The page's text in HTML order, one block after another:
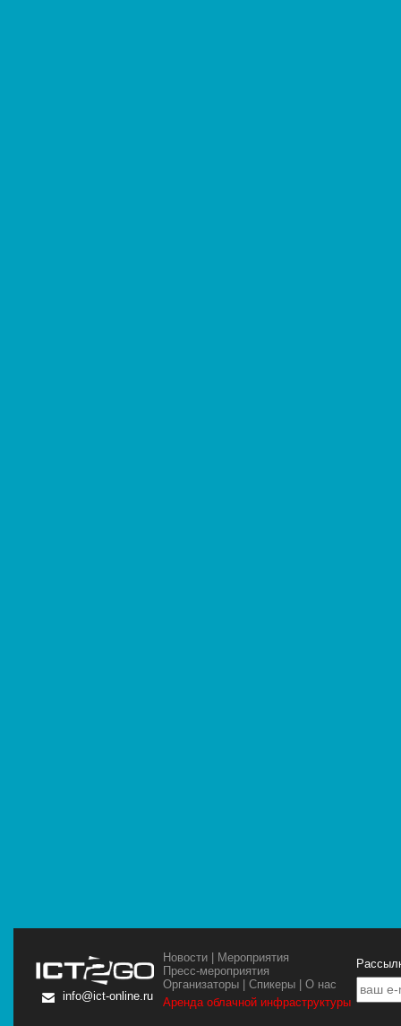
info@ict-online.ru
Новости | Мероприятия
Пресс-мероприятия
Организаторы |Спикеры |О нас
Аренда облачной инфраструктуры